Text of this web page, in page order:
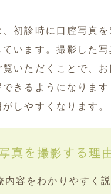
、初診時に口腔写真を
ています。撮影した写
覧いただくことで、
できるようになります
しやすくなります。
真を撮影する理
内容をわかりやすく